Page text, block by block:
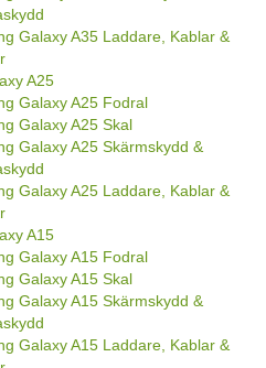
Galaxy A35 Laddare, Kablar &
A25
Galaxy A25 Fodral
Galaxy A25 Skal
Galaxy A25 Skärmskydd &
Galaxy A25 Laddare, Kablar &
A15
Galaxy A15 Fodral
Galaxy A15 Skal
Galaxy A15 Skärmskydd &
Galaxy A15 Laddare, Kablar &